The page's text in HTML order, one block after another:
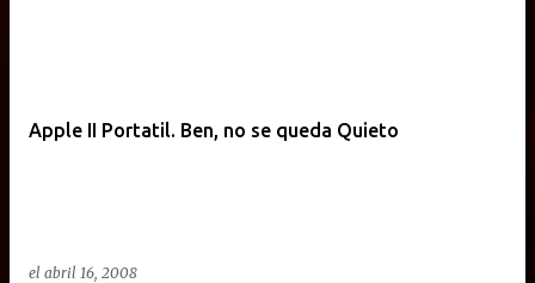
Apple II Portatil. Ben, no se queda Quieto
el abril 16, 2008